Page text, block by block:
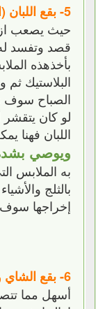
5- بقع اللبان (العلك):
حيث يصعب
قصد وتفسد
بأخذهذه
البلاستيك
الصباح سوف
لو كان يتقشر
اللبان فهنا
ويوصي
به الملابس
بالثلج
إخراجها
6- بقع الشاي والقهوة والعصير:
أسهل مما